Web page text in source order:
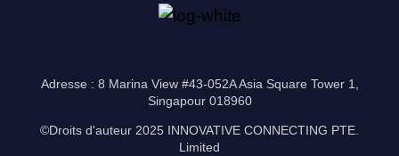
Adresse : 8 Marina View #43-052A Asia Square Tower 1,
Singapour 018960
©Droits d'auteur 2025 INNOVATIVE CONNECTING PTE.
Limited